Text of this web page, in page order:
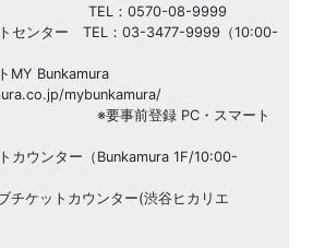
ド TEL：0570-08-9999
センター TEL：03-3477-9999（10:00-
トMY Bunkamura
mybunkamura/
録 PC・スマート
カウンター（Bunkamura 1F/10:00-
チケットカウンター(渋谷ヒカリエ